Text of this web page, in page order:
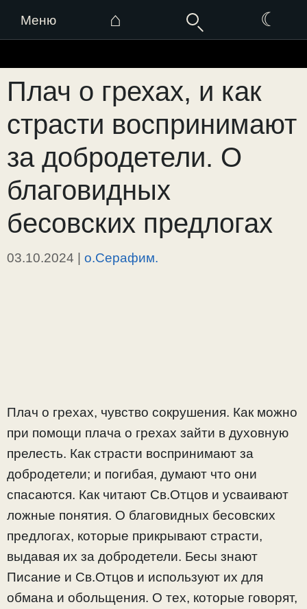
Меню ⌂ ☾
к
содержимому
Плач о грехах, и как
страсти воспринимают
за добродетели. О
благовидных
бесовских предлогах
03.10.2024 | о.Серафим.
Плач о грехах, чувство сокрушения. Как можно
при помощи плача о грехах зайти в духовную
прелесть. Как страсти воспринимают за
добродетели; и погибая, думают что они
спасаются. Как читают Св.Отцов и усваивают
ложные понятия. О благовидных бесовских
предлогах, которые прикрывают страсти,
выдавая их за добродетели. Бесы знают
Писание и Св.Отцов и используют их для
обмана и обольщения. О тех, которые говорят,